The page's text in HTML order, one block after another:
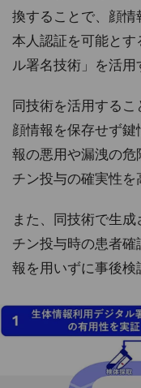
換することで、顔
本人認証を可能とす
ル署名技術」を活用
同技術を活用する
顔情報を保存せず
報の悪用や漏洩の危
チン投与の確実性を
また、同技術で生
チン投与時の患者
報を用いずに事後検